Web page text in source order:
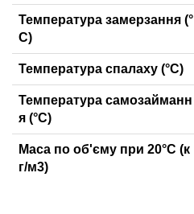
Температура замерзання (°
C)
Температура спалаху (°C)
Температура самозайманн
я (°C)
Маса по об'єму при 20°C (к
г/м3)